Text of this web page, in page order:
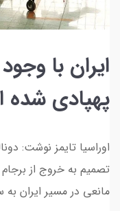
ایران با
پهپادی
اوراسیا تایمز نوشت:
مانعی در مسیر ایران